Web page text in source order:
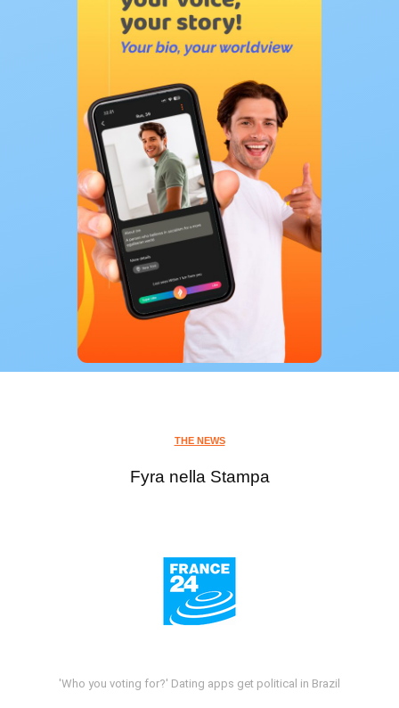
THE NEWS
Fyra nella Stampa
'Who you voting for?' Dating apps get political in Brazil